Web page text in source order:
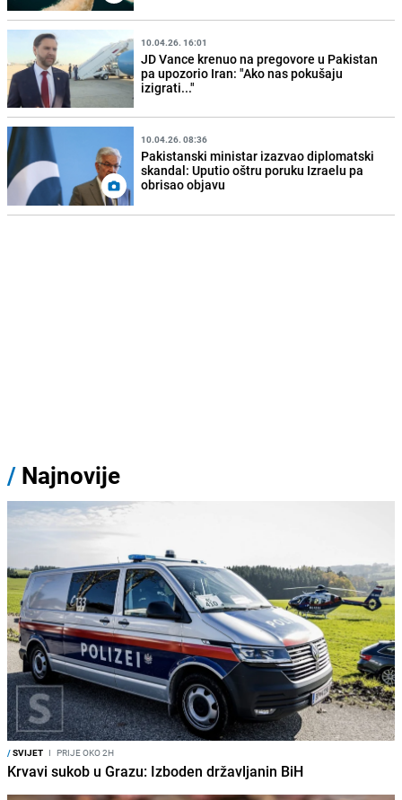
10.04.26. 16:01
JD Vance krenuo na pregovore u Pakistan
pa upozorio Iran: "Ako nas pokušaju
izigrati..."
10.04.26. 08:36
Pakistanski ministar izazvao diplomatski
skandal: Uputio oštru poruku Izraelu pa
obrisao objavu
/ Najnovije
/SVIJET I PRIJE OKO 2H
Krvavi sukob u Grazu: Izboden državljanin BiH